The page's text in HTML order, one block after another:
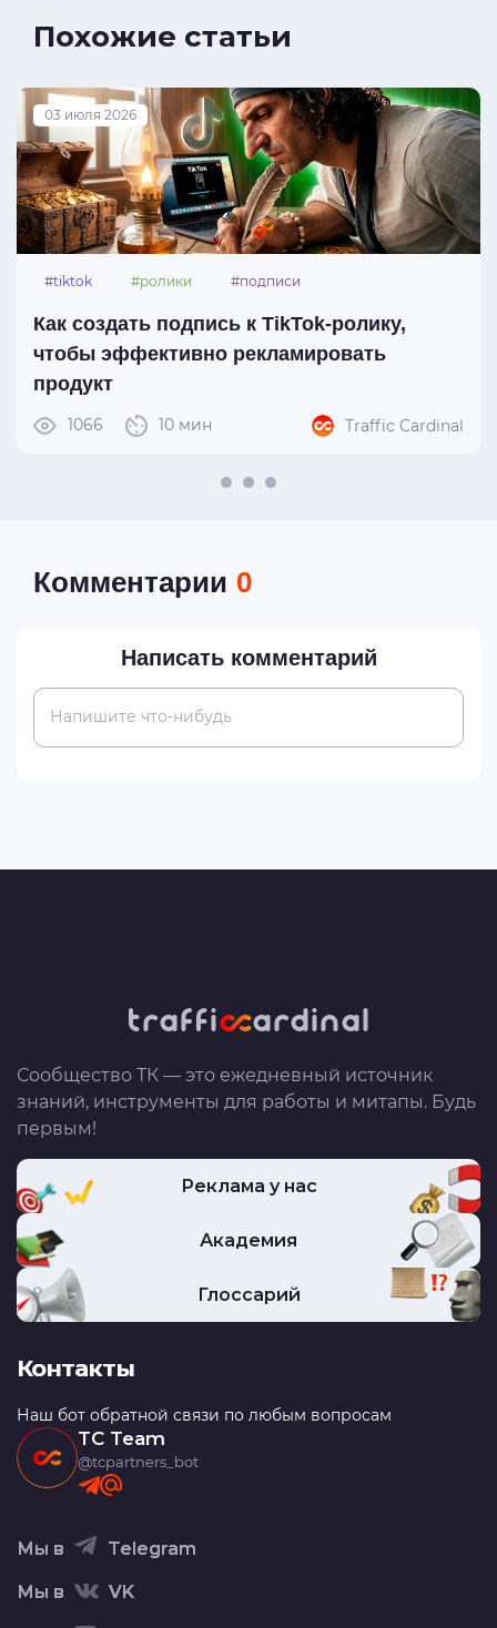
Похожие статьи
03 июля 2026
#tiktok #ролики #подписи
Как создать подпись к TikTok-ролику,
чтобы эффективно рекламировать
продукт
1066 10 мин Traffic Cardinal
Комментарии 0
Написать комментарий
Напишите что-нибудь
Сообщество ТК — это ежедневный источник
знаний, инструменты для работы и митапы. Будь
первым!
Реклама у нас
Академия
Глоссарий
Контакты
Наш бот обратной связи по любым вопросам
TC Team
@tcpartners_bot
Мы в Telegram
Мы в VK